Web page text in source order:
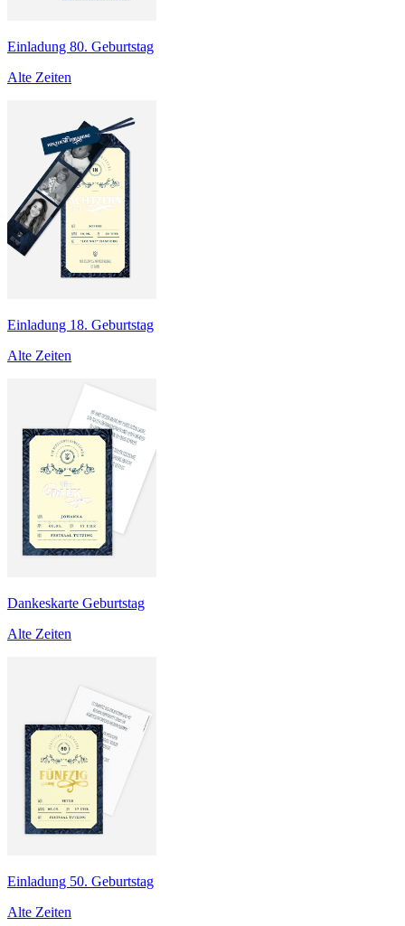
Einladung 80. Geburtstag
Alte Zeiten
Einladung 18. Geburtstag
Alte Zeiten
Dankeskarte Geburtstag
Alte Zeiten
Einladung 50. Geburtstag
Alte Zeiten